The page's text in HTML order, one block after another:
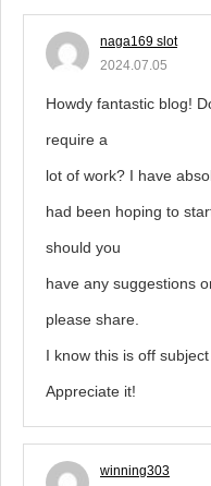
naga169 slot
2024.07.05
Howdy fantastic blog!
require a
lot of work? I have
had been hoping to
should you
have any suggestions
please share.
I know this is off
Appreciate it!
winning303